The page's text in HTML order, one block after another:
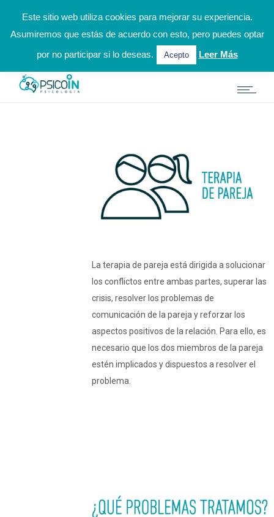
hola@psicoinpsicologia.es 924 31 31 02 / 622 002 972
Solicitar Cita Online
La terapia de pareja está dirigida a solucionar
los conflictos entre ambas partes, superar las
crisis, resolver los problemas de
comunicación de la pareja y reforzar los
aspectos positivos de la relación. Para ello, es
necesario que los dos miembros de la pareja
estén implicados y dispuestos a resolver el
problema.
Este sitio web utiliza cookies para mejorar su experiencia.
Asumiremos que estás de acuerdo con esto, pero puedes optar
por no participar si lo deseas.
Acepto Leer Más